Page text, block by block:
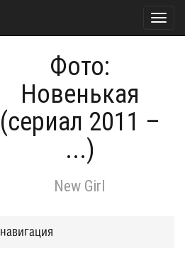
Фото:
Новенькая
(сериал 2011 –
...)
New Girl
навигация